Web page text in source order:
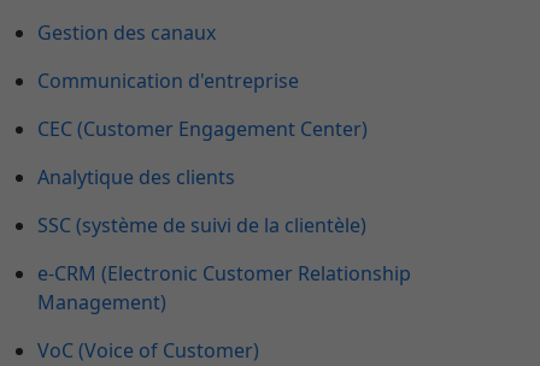
Gestion des canaux
Communication d'entreprise
CEC (Customer Engagement Center)
Analytique des clients
SSC (système de suivi de la clientèle)
e-CRM (Electronic Customer Relationship
Management)
VoC (Voice of Customer)